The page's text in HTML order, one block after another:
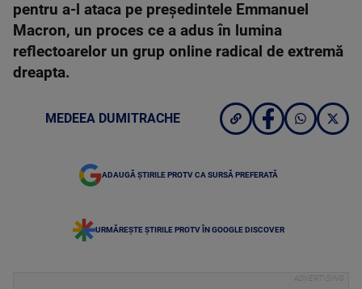
pentru a-l ataca pe preşedintele Emmanuel
Macron, un proces ce a adus în lumina
reflectoarelor un grup online radical de extremă
dreapta.
MEDEEA DUMITRACHE
ADAUGĂ ȘTIRILE PROTV CA SURSĂ PREFERATĂ
URMĂREȘTE ȘTIRILE PROTV ÎN GOOGLE DISCOVER